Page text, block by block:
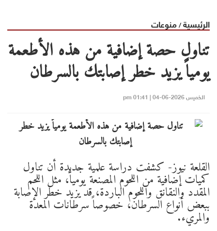
الرئيسية/منوعات
تناول حصة إضافية من هذه الأطعمة
يومياً يزيد خطر إصابتك بالسرطان
الخميس 2026-06-04 | 01:41 pm
القلعة نيوز- كشفت دراسة علمية جديدة أن تناول
كميات إضافية من اللحوم المصنعة يومياً، مثل اللحم
المقدد والنقانق واللحوم الباردة، قد يزيد خطر الإصابة
ببعض أنواع السرطان، خصوصاً سرطانات المعدة
والمريء.